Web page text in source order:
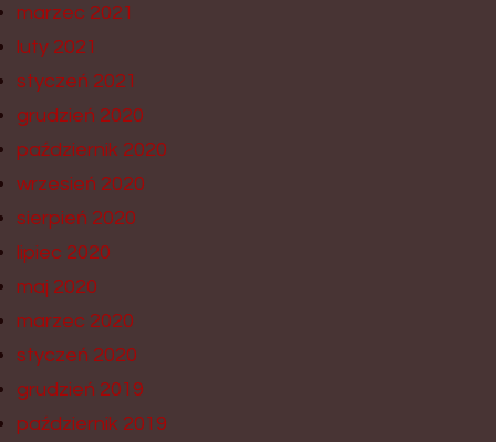
marzec 2021
luty 2021
styczeń 2021
grudzień 2020
październik 2020
wrzesień 2020
sierpień 2020
lipiec 2020
maj 2020
marzec 2020
styczeń 2020
grudzień 2019
październik 2019